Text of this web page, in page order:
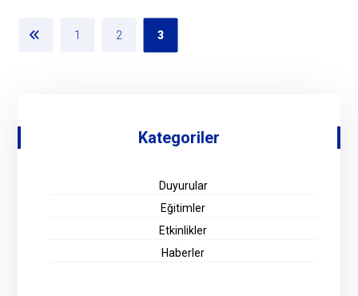
1 2 3
Kategoriler
Duyurular
Eğitimler
Etkinlikler
Haberler